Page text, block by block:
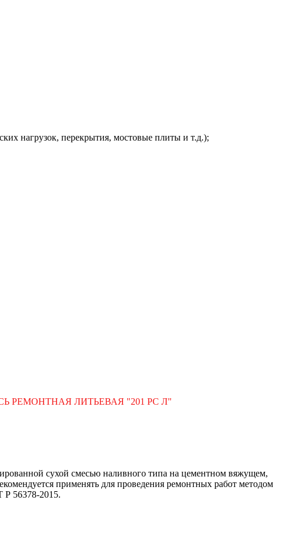
нагрузок, перекрытия, мостовые плиты и т.д.);
РЕМОНТНАЯ ЛИТЬЕВАЯ "201 РС Л"
сухой смесью наливного типа на цементном вяжущем,
применять для проведения ремонтных работ методом
Р 56378-2015.